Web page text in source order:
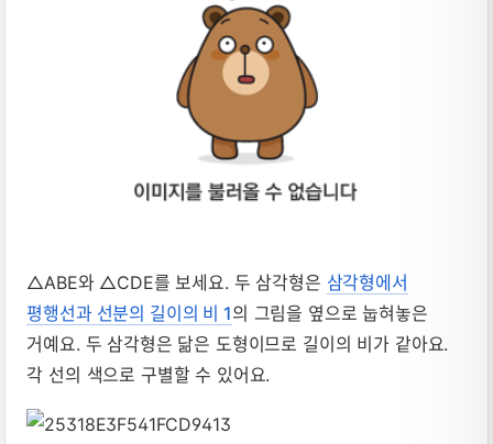
△ABE와 △CDE를 보세요. 두 삼각형은 삼각형에서
평행선과 선분의 길이의 비 1의 그림을 옆으로 눕혀놓은
거예요. 두 삼각형은 닮은 도형이므로 길이의 비가 같아요.
각 선의 색으로 구별할 수 있어요.